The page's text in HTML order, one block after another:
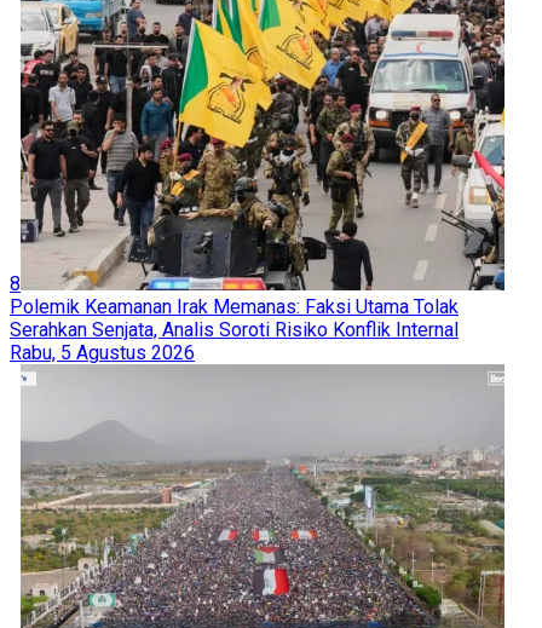
8
Polemik Keamanan Irak Memanas: Faksi Utama Tolak
Serahkan Senjata, Analis Soroti Risiko Konflik Internal
Rabu, 5 Agustus 2026